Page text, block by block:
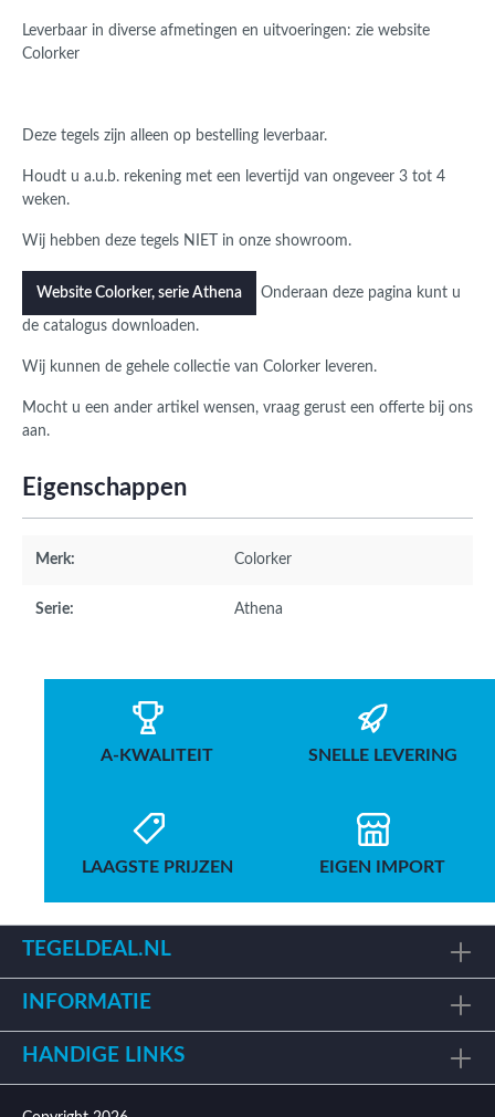
Leverbaar in diverse afmetingen en uitvoeringen: zie website
Colorker
Deze tegels zijn alleen op bestelling leverbaar.
Houdt u a.u.b. rekening met een levertijd van ongeveer 3 tot 4
weken.
Wij hebben deze tegels NIET in onze showroom.
Website Colorker, serie Athena Onderaan deze pagina kunt u
de catalogus downloaden.
Wij kunnen de gehele collectie van Colorker leveren.
Mocht u een ander artikel wensen, vraag gerust een offerte bij ons
aan.
Eigenschappen
Merk: Colorker
Serie: Athena
A-KWALITEIT SNELLE LEVERING
LAAGSTE PRIJZEN EIGEN IMPORT
TEGELDEAL.NL
INFORMATIE
HANDIGE LINKS